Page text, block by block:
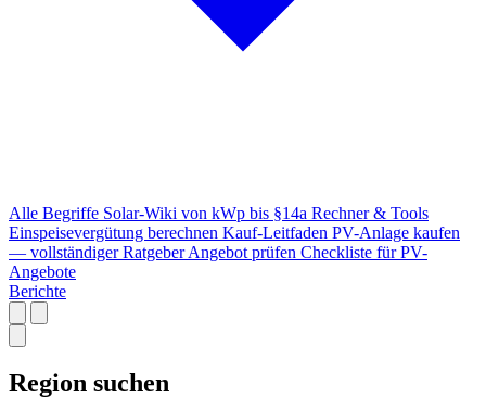
Alle Begriffe Solar-Wiki von kWp bis §14a Rechner & Tools
Einspeisevergütung berechnen Kauf-Leitfaden PV-Anlage kaufen
— vollständiger Ratgeber Angebot prüfen Checkliste für PV-
Angebote
Berichte
Region suchen